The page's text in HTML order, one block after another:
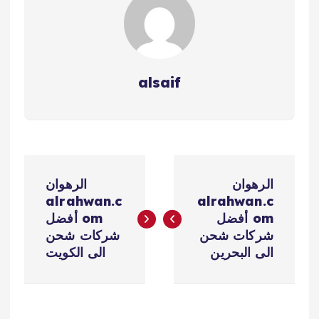
alsaif
ص
الرهوان
alrahwan.c
om أفضل
شركات شحن
الى البحرين
الرهوان
alrahwan.c
om أفضل
شركات شحن
الى الكويت